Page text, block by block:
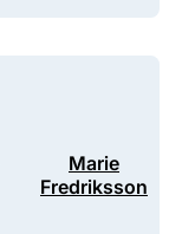
Marie
Fredriksson